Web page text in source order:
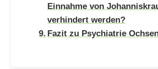
Einnahme von
verhindert werden?
Fazit zu Psychiatrie